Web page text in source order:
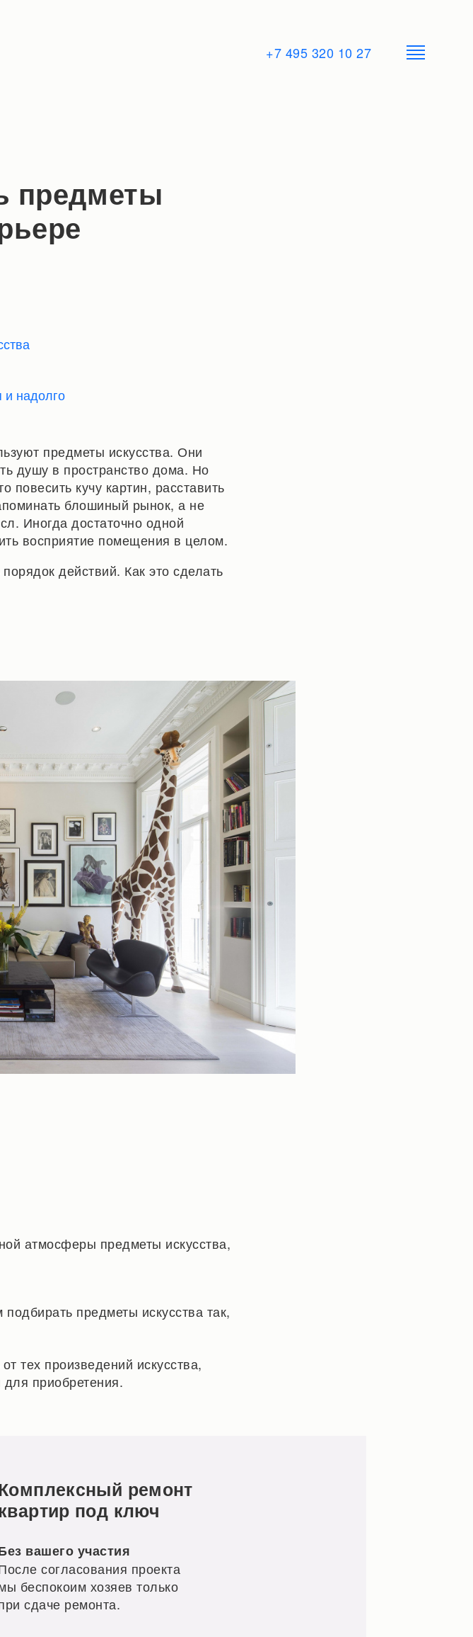
+7 495 320 10 27
предметы
и надолго
предметы искусства. Они
душу в пространство дома. Но
кучу картин, расставить
блошиный рынок, а не
Иногда достаточно одной
восприятие помещения в целом.
действий. Как это сделать
атмосферы предметы искусства,
предметы искусства так,
тех произведений искусства,
приобретения.
ремонт
под ключ
вашего участия
согласования проекта
беспокоим хозяев только
сдаче ремонта.